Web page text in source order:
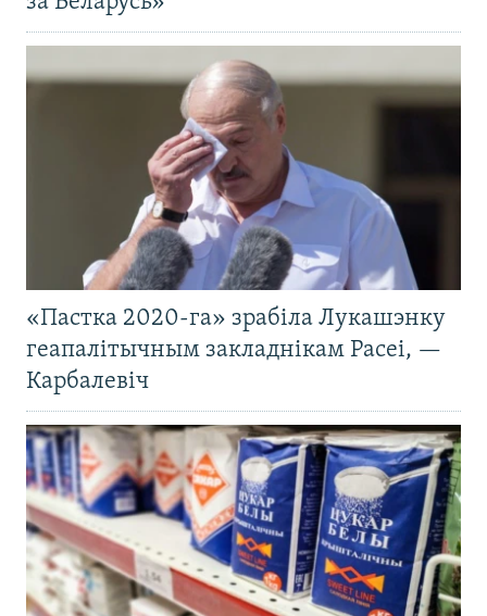
«Пастка 2020-га» зрабіла Лукашэнку
геапалітычным закладнікам Расеі, —
Карбалевіч